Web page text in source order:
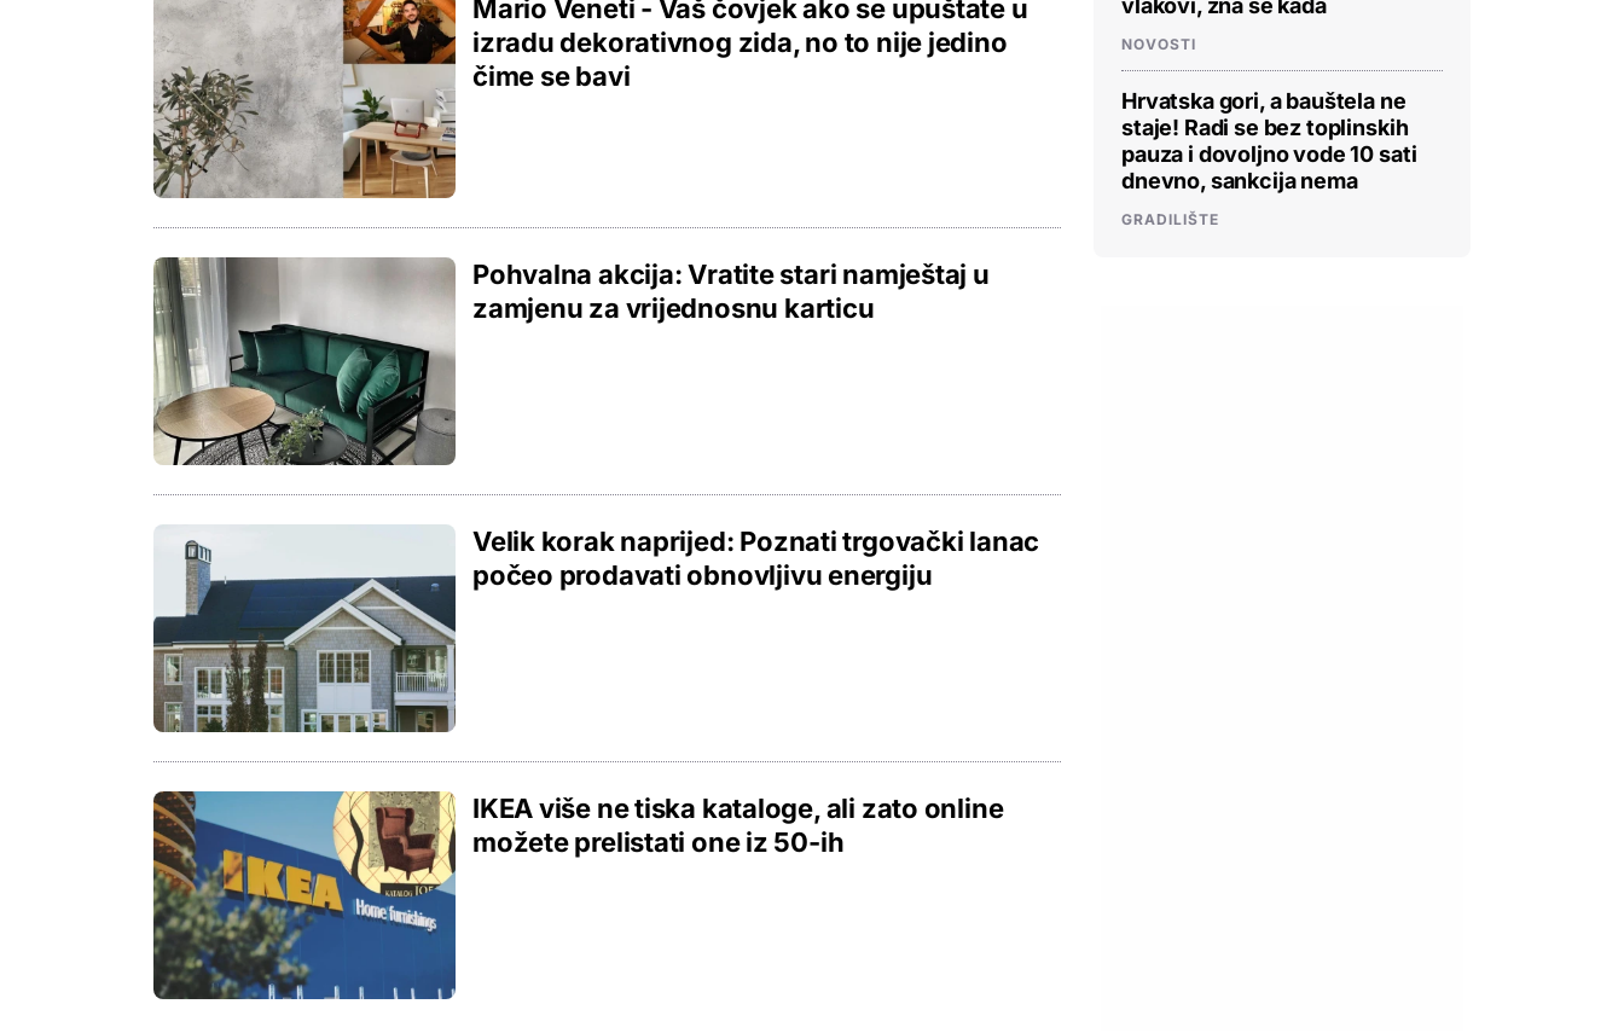
Mario Veneti - Vaš čovjek ako se upuštate u
izradu dekorativnog zida, no to nije jedino
čime se bavi
Pohvalna akcija: Vratite stari namještaj u
zamjenu za vrijednosnu karticu
Velik korak naprijed: Poznati trgovački lanac
počeo prodavati obnovljivu energiju
IKEA više ne tiska kataloge, ali zato online
možete prelistati one iz 50-ih
NOVOSTI
Hrvatska gori, a bauštela ne
staje! Radi se bez toplinskih
pauza i dovoljno vode 10 sati
dnevno, sankcija nema
GRADILIŠTE